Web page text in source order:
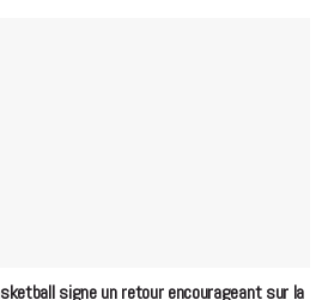
signe un retour encourageant sur la